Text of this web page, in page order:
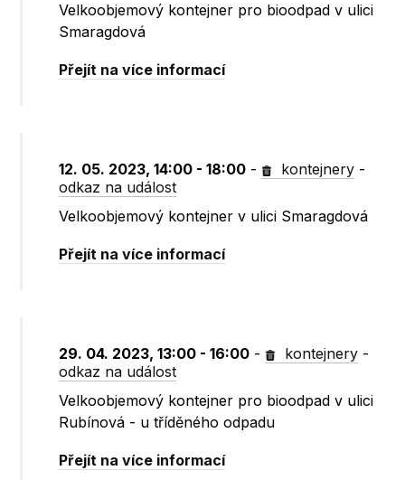
Velkoobjemový kontejner pro bioodpad v ulici
Smaragdová
Přejít na více informací
12. 05. 2023, 14:00 - 18:00 - kontejnery -
odkaz na událost
Velkoobjemový kontejner v ulici Smaragdová
Přejít na více informací
29. 04. 2023, 13:00 - 16:00 - kontejnery -
odkaz na událost
Velkoobjemový kontejner pro bioodpad v ulici
Rubínová - u tříděného odpadu
Přejít na více informací